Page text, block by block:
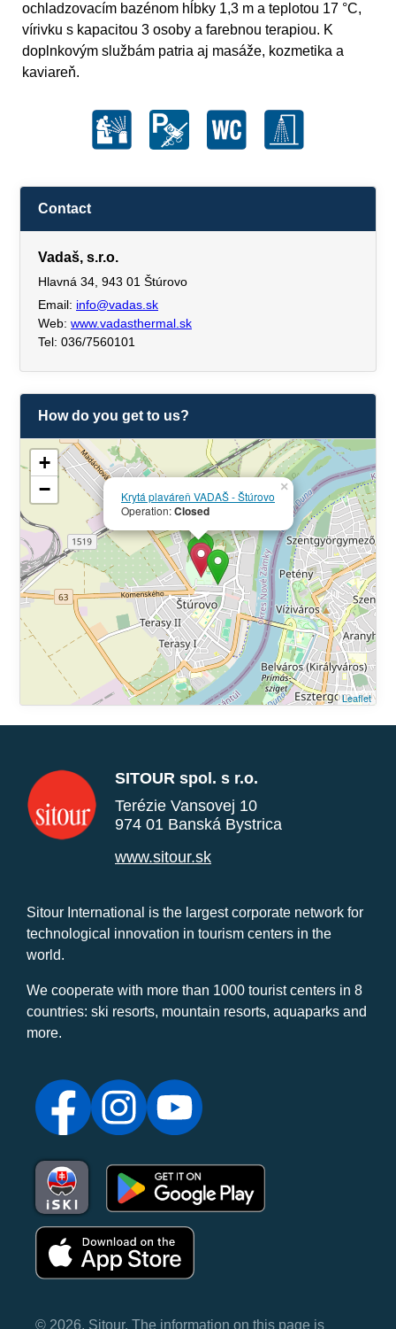
ochladzovacím bazénom hĺbky 1,3 m a teplotou 17 °C,
vírivku s kapacitou 3 osoby a farebnou terapiou. K
doplnkovým službám patria aj masáže, kozmetika a
kaviareň.
Contact
Vadaš, s.r.o.
Hlavná 34, 943 01 Štúrovo
Email: info@vadas.sk
Web: www.vadasthermal.sk
Tel: 036/7560101
How do you get to us?
Krytá plaváreň VADAŠ - Štúrovo
Operation:Closed
×
+
−
Leaflet
SITOUR spol. s r.o.
Terézie Vansovej 10
974 01 Banská Bystrica
www.sitour.sk
Sitour International is the largest corporate network for
technological innovation in tourism centers in the
world.
We cooperate with more than 1000 tourist centers in 8
countries: ski resorts, mountain resorts, aquaparks and
more.
© 2026, Sitour. The information on this page is